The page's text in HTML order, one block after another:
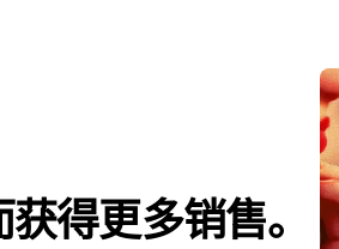
得更多销售。